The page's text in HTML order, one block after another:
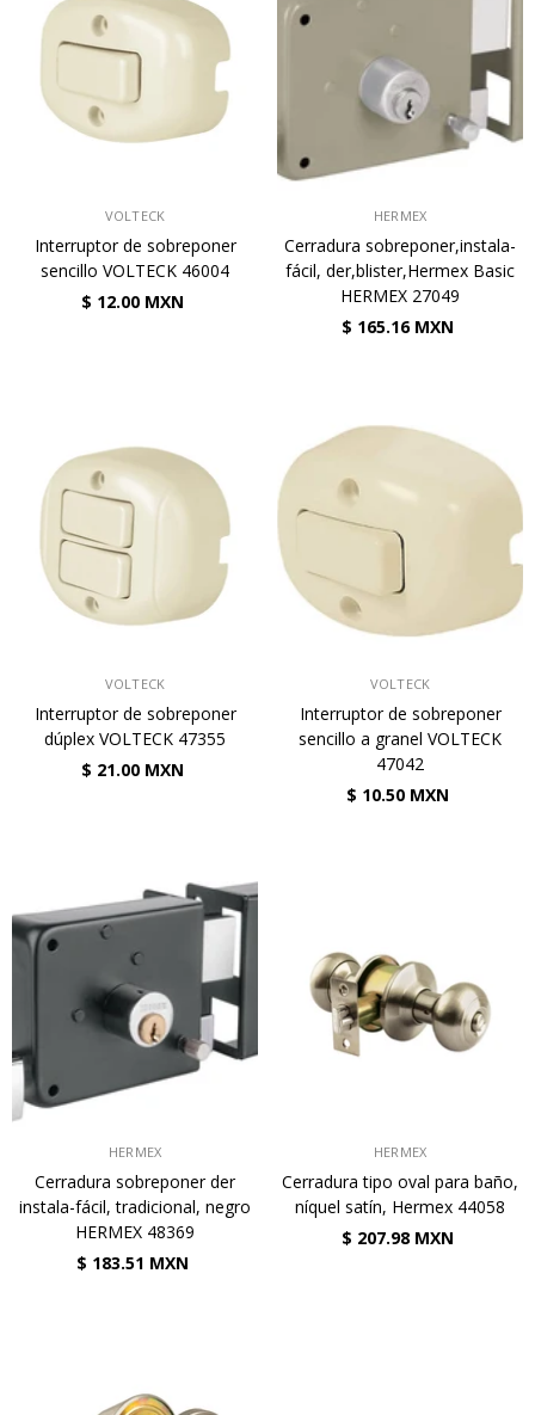
VOLTECK
Interruptor de sobreponer
sencillo VOLTECK 46004
$ 12.00 MXN
HERMEX
Cerradura sobreponer,instala-
fácil, der,blister,Hermex Basic
HERMEX 27049
$ 165.16 MXN
VOLTECK
Interruptor de sobreponer
dúplex VOLTECK 47355
$ 21.00 MXN
VOLTECK
Interruptor de sobreponer
sencillo a granel VOLTECK
47042
$ 10.50 MXN
HERMEX
Cerradura sobreponer der
instala-fácil, tradicional, negro
HERMEX 48369
$ 183.51 MXN
HERMEX
Cerradura tipo oval para baño,
níquel satín, Hermex 44058
$ 207.98 MXN